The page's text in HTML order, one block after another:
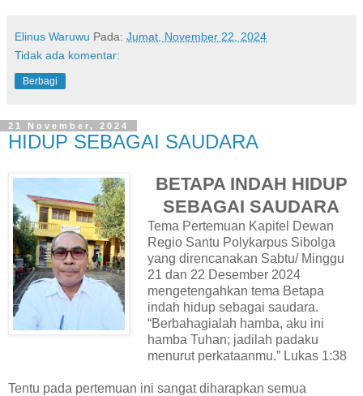
Elinus Waruwu Pada: Jumat, November 22, 2024
Tidak ada komentar:
Berbagi
21 November, 2024
HIDUP SEBAGAI SAUDARA
BETAPA INDAH HIDUP
SEBAGAI SAUDARA
Tema Pertemuan Kapitel Dewan
Regio Santu Polykarpus Sibolga
yang direncanakan Sabtu/ Minggu
21 dan 22 Desember 2024
mengetengahkan tema Betapa
indah hidup sebagai saudara.
“Berbahagialah hamba, aku ini
hamba Tuhan; jadilah padaku
menurut perkataanmu.” Lukas 1:38
Tentu pada pertemuan ini sangat diharapkan semua